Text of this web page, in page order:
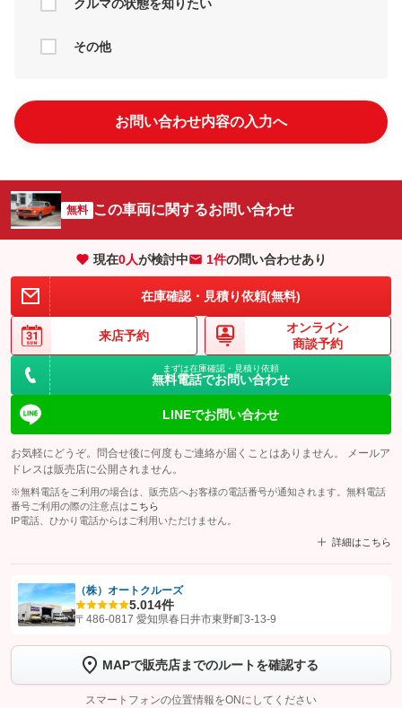
クルマの状態を知りたい
その他
お問い合わせ内容の入力へ
無料 この車両に関するお問い合わせ
現在0人が検討中 1件の問い合わせあり
在庫確認・見積り依頼(無料)
来店予約
オンライン
商談予約
まずは在庫確認・見積り依頼
無料電話でお問い合わせ
LINEでお問い合わせ
お気軽にどうぞ。問合せ後に何度もご連絡が届くことはありません。 メールア
ドレスは販売店に公開されません。
※無料電話をご利用の場合は、販売店へお客様の電話番号が通知されます。無料電話
番号ご利用の際の注意点は こちら
IP電話、ひかり電話からはご利用いただけません。
詳細はこちら
【STEP1】認証画面でグーネットを友だち追加してから「許可する」ボタンを押
トーク画面で
ボタンをタップして問い合わせを
完了してください。
（株）オートクルーズ
5.014件
〒486-0817 愛知県春日井市東野町3-13-9
MAPで販売店までのルートを確認する
スマートフォンの位置情報をONにしてください